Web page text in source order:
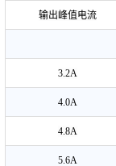
输出峰值电流
3.2A
4.0A
4.8A
5.6A